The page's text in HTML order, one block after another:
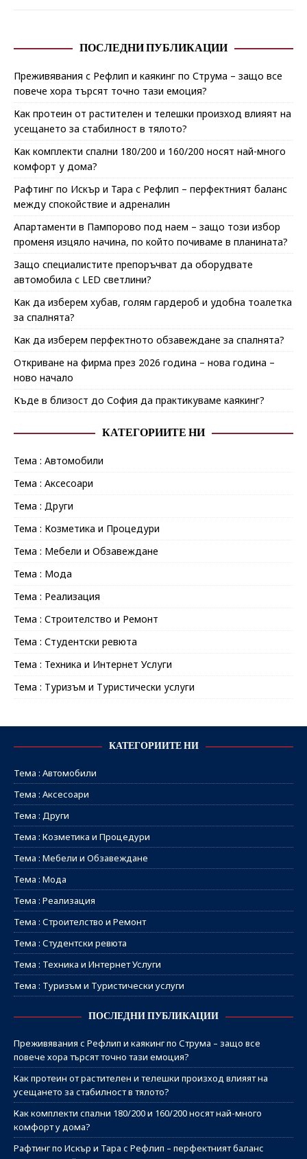
ПОСЛЕДНИ ПУБЛИКАЦИИ
Преживявания с Рефлип и каякинг по Струма – защо все
повече хора търсят точно тази емоция?
Как протеин от растителен и телешки произход влияят на
усещането за стабилност в тялото?
Как комплекти спални 180/200 и 160/200 носят най-много
комфорт у дома?
Рафтинг по Искър и Тара с Рефлип – перфектният баланс
между спокойствие и адреналин
Апартаменти в Пампорово под наем – защо този избор
променя изцяло начина, по който почиваме в планината?
Защо специалистите препоръчват да оборудвате
автомобила с LED светлини?
Как да изберем хубав, голям гардероб и удобна тоалетка
за спалнята?
Как да изберем перфектното обзавеждане за спалнята?
Откриване на фирма през 2026 година – нова година –
ново начало
Къде в близост до София да практикуваме каякинг?
КАТЕГОРИИТЕ НИ
Тема : Автомобили
Тема : Аксесоари
Тема : Други
Тема : Козметика и Процедури
Тема : Мебели и Обзавеждане
Тема : Мода
Тема : Реализация
Тема : Строителство и Ремонт
Тема : Студентски ревюта
Тема : Техника и Интернет Услуги
Тема : Туризъм и Туристически услуги
КАТЕГОРИИТЕ НИ
Тема : Автомобили
Тема : Аксесоари
Тема : Други
Тема : Козметика и Процедури
Тема : Мебели и Обзавеждане
Тема : Мода
Тема : Реализация
Тема : Строителство и Ремонт
Тема : Студентски ревюта
Тема : Техника и Интернет Услуги
Тема : Туризъм и Туристически услуги
ПОСЛЕДНИ ПУБЛИКАЦИИ
Преживявания с Рефлип и каякинг по Струма – защо все
повече хора търсят точно тази емоция?
Как протеин от растителен и телешки произход влияят на
усещането за стабилност в тялото?
Как комплекти спални 180/200 и 160/200 носят най-много
комфорт у дома?
Рафтинг по Искър и Тара с Рефлип – перфектният баланс